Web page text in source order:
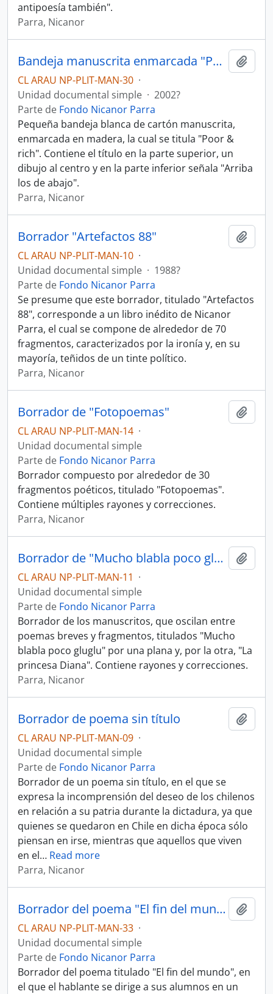
antipoesía también".
Parra, Nicanor
Bandeja manuscrita enmarcada "Poor & rich"
CL ARAU NP-PLIT-MAN-30 ·
Unidad documental simple · 2002?
Parte de Fondo Nicanor Parra
Pequeña bandeja blanca de cartón manuscrita,
enmarcada en madera, la cual se titula "Poor &
rich". Contiene el título en la parte superior, un
dibujo al centro y en la parte inferior señala "Arriba
los de abajo".
Parra, Nicanor
Borrador "Artefactos 88"
CL ARAU NP-PLIT-MAN-10 ·
Unidad documental simple · 1988?
Parte de Fondo Nicanor Parra
Se presume que este borrador, titulado "Artefactos
88", corresponde a un libro inédito de Nicanor
Parra, el cual se compone de alrededor de 70
fragmentos, caracterizados por la ironía y, en su
mayoría, teñidos de un tinte político.
Parra, Nicanor
Borrador de "Fotopoemas"
CL ARAU NP-PLIT-MAN-14 ·
Unidad documental simple
Parte de Fondo Nicanor Parra
Borrador compuesto por alrededor de 30
fragmentos poéticos, titulado "Fotopoemas".
Contiene múltiples rayones y correcciones.
Parra, Nicanor
Borrador de "Mucho blabla poco gluglu" y "La princesa Diana"
CL ARAU NP-PLIT-MAN-11 ·
Unidad documental simple
Parte de Fondo Nicanor Parra
Borrador de los manuscritos, que oscilan entre
poemas breves y fragmentos, titulados "Mucho
blabla poco gluglu" por una plana y, por la otra, "La
princesa Diana". Contiene rayones y correcciones.
Parra, Nicanor
Borrador de poema sin título
CL ARAU NP-PLIT-MAN-09 ·
Unidad documental simple
Parte de Fondo Nicanor Parra
Borrador de un poema sin título, en el que se
expresa la incomprensión del deseo de los chilenos
en relación a su patria durante la dictadura, ya que
quienes se quedaron en Chile en dicha época sólo
piensan en irse, mientras que aquellos que viven
en el… Read more
Parra, Nicanor
Borrador del poema "El fin del mundo"
CL ARAU NP-PLIT-MAN-33 ·
Unidad documental simple
Parte de Fondo Nicanor Parra
Borrador del poema titulado "El fin del mundo", en
el que el hablante se dirige a sus alumnos en un